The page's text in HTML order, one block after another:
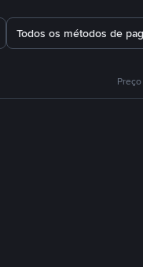
Todos os métodos de
Preço